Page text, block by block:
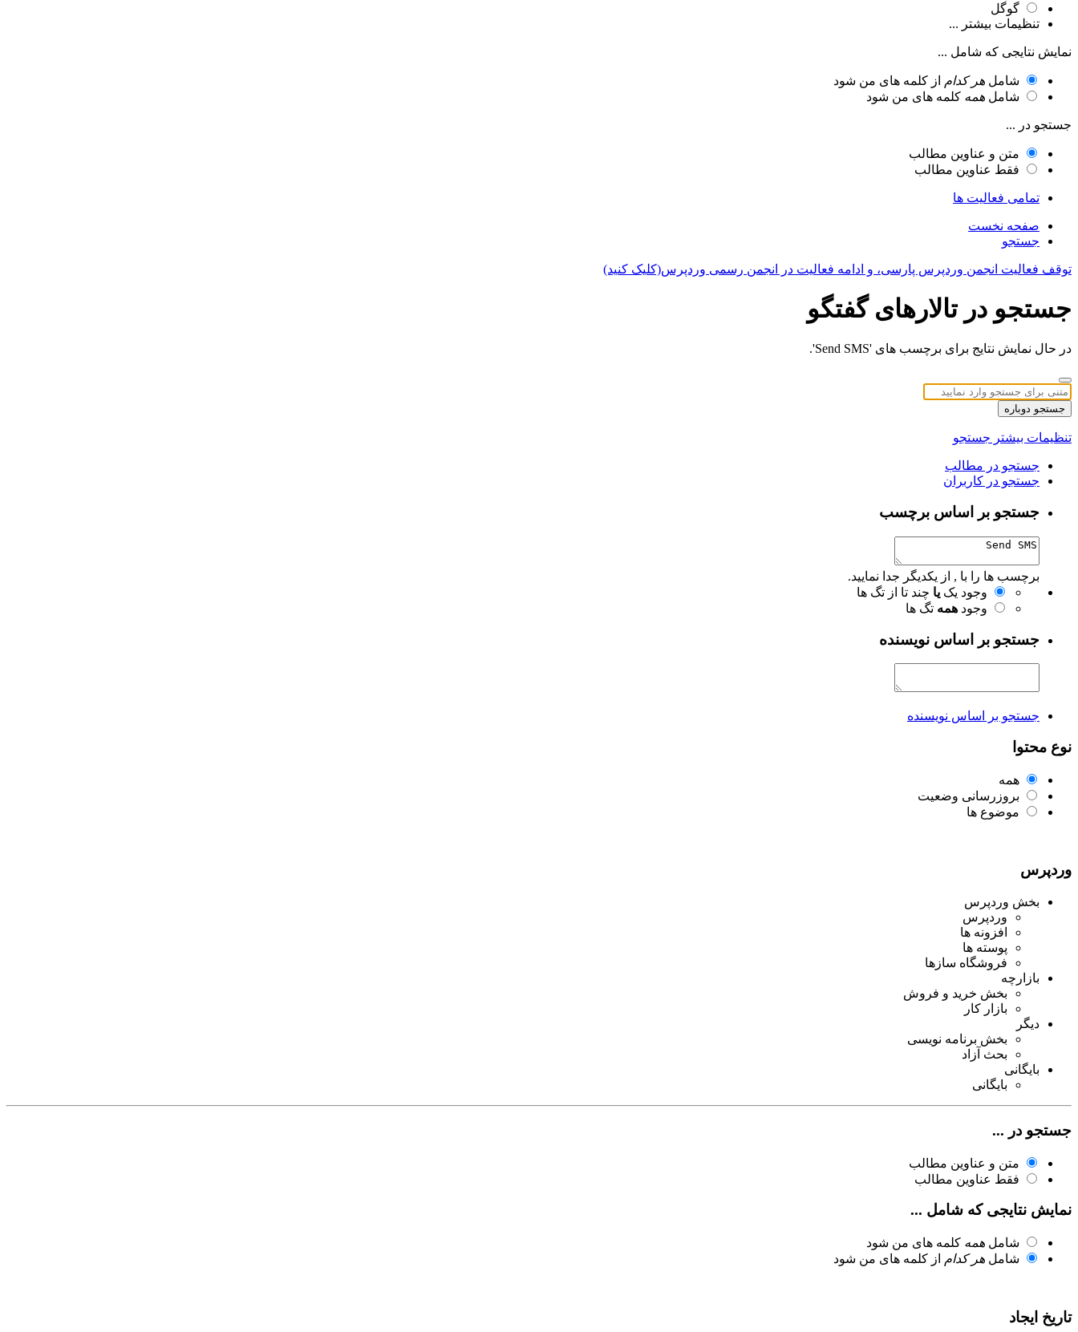
گوگل
تنظیمات بیشتر ...
نمایش نتایجی که شامل ...
شامل هر کدام از کلمه های من شود
شامل همه کلمه های من شود
جستجو در ...
متن و عناوین مطالب
فقط عناوین مطالب
تمامی فعالیت ها
صفحه نخست
جستجو
توقف فعالیت انجمن وردپرس پارسی، و ادامه فعالیت در انجمن رسمی وردپرس(کلیک کنید)
جستجو در تالارهای گفتگو
در حال نمایش نتایج برای برچسب های 'Send SMS'.
جستجو دوباره
تنظیمات بیشتر جستجو
جستجو در مطالب
جستجو در کاربران
جستجو بر اساس برچسب
برچسب ها را با , از یکدیگر جدا نمایید.
وجود یک یا چند تا از تگ ها
وجود همه تگ ها
جستجو بر اساس نویسنده
جستجو بر اساس نویسنده
نوع محتوا
همه
بروزرسانی وضعیت
موضوع ها
وردپرس
بخش وردپرس
وردپرس
افزونه ها
پوسته ها
فروشگاه سازها
بازارچه
بخش خرید و فروش
بازار کار
دیگر
بخش برنامه نویسی
بحث آزاد
بایگانی
بایگانی
جستجو در ...
متن و عناوین مطالب
فقط عناوین مطالب
نمایش نتایجی که شامل ...
شامل همه کلمه های من شود
شامل هر کدام از کلمه های من شود
تاریخ ایجاد